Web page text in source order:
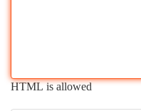
HTML is allowed